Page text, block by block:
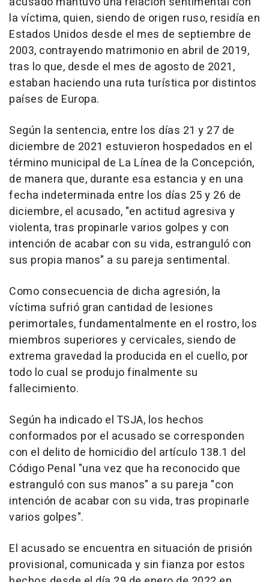
la víctima, quien, siendo de origen ruso, residía en
Estados Unidos desde el mes de septiembre de
2003, contrayendo matrimonio en abril de 2019,
tras lo que, desde el mes de agosto de 2021,
estaban haciendo una ruta turística por distintos
países de Europa.
Según la sentencia, entre los días 21 y 27 de
diciembre de 2021 estuvieron hospedados en el
término municipal de La Línea de la Concepción,
de manera que, durante esa estancia y en una
fecha indeterminada entre los días 25 y 26 de
diciembre, el acusado, "en actitud agresiva y
violenta, tras propinarle varios golpes y con
intención de acabar con su vida, estranguló con
sus propia manos" a su pareja sentimental.
Como consecuencia de dicha agresión, la
víctima sufrió gran cantidad de lesiones
perimortales, fundamentalmente en el rostro, los
miembros superiores y cervicales, siendo de
extrema gravedad la producida en el cuello, por
todo lo cual se produjo finalmente su
fallecimiento.
Según ha indicado el TSJA, los hechos
conformados por el acusado se corresponden
con el delito de homicidio del artículo 138.1 del
Código Penal "una vez que ha reconocido que
estranguló con sus manos" a su pareja "con
intención de acabar con su vida, tras propinarle
varios golpes".
El acusado se encuentra en situación de prisión
provisional, comunicada y sin fianza por estos